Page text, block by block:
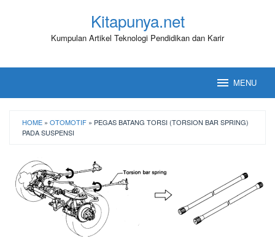
Kitapunya.net
Kumpulan Artikel Teknologi Pendidikan dan Karir
MENU
HOME » OTOMOTIF » PEGAS BATANG TORSI (TORSION BAR SPRING)
PADA SUSPENSI